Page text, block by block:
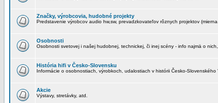
Značky, výrobcovia, hudobné projekty
Predstavenie výrobcov audio hw,sw, prevadzkovateľov rôznych projektov
Osobnosti
Osobnosti svetovej i našej hudobnej, technickej, či inej scény - info najmä o
História hifi v Česko-Slovensku
Informácie o osobnostiach, výrobkoch, udalostiach v histórii Česko-Slovenského
Akcie
Výstavy, stretávky, atd.